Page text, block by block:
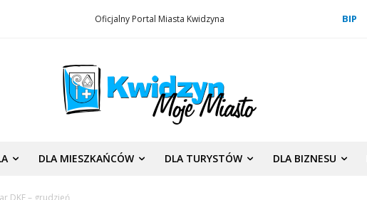
Oficjalny Portal Miasta Kwidzyna BIP
DLA MIESZKAŃCÓW DLA TURYSTÓW DLA BIZNESU
DKF – grudzień